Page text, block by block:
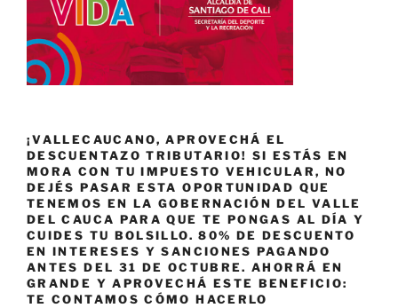
¡VALLECAUCANO, APROVECHÁ EL
DESCUENTAZO TRIBUTARIO! SI ESTÁS EN
MORA CON TU IMPUESTO VEHICULAR, NO
DEJÉS PASAR ESTA OPORTUNIDAD QUE
TENEMOS EN LA GOBERNACIÓN DEL VALLE
DEL CAUCA PARA QUE TE PONGAS AL DÍA Y
CUIDES TU BOLSILLO. 80% DE DESCUENTO
EN INTERESES Y SANCIONES PAGANDO
ANTES DEL 31 DE OCTUBRE. AHORRÁ EN
GRANDE Y APROVECHÁ ESTE BENEFICIO:
TE CONTAMOS CÓMO HACERLO